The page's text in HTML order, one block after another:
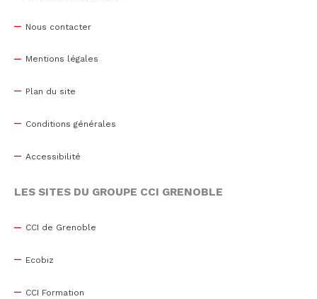
Nous contacter
Mentions légales
Plan du site
Conditions générales
Accessibilité
LES SITES DU GROUPE CCI GRENOBLE
CCI de Grenoble
Ecobiz
CCI Formation